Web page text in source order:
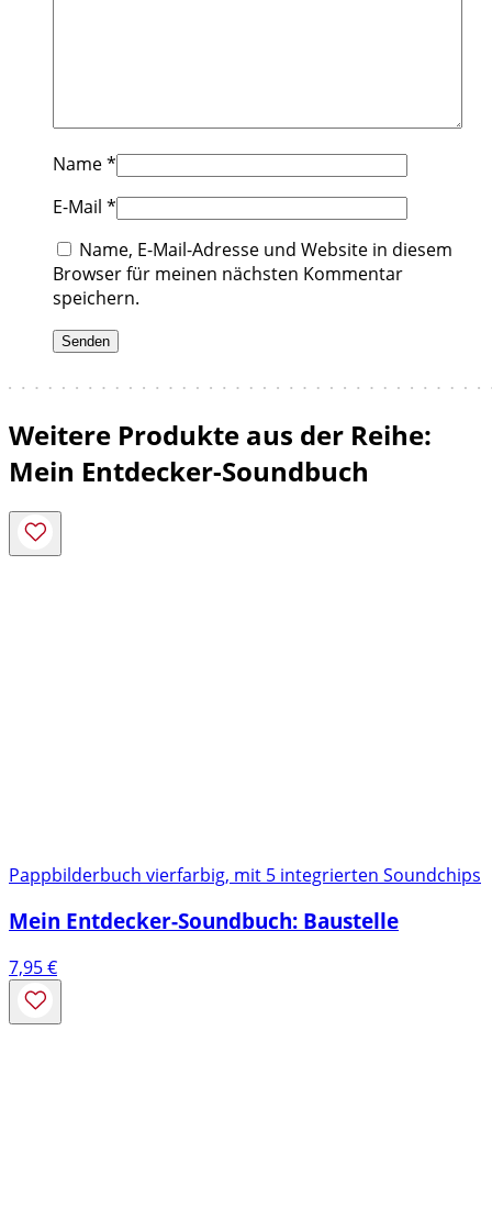
Name*
E-Mail *
Name, E-Mail-Adresse und Website in diesem
Browser für meinen nächsten Kommentar
speichern.
Weitere Produkte aus der Reihe:
Mein Entdecker-Soundbuch
Pappbilderbuch vierfarbig, mit 5 integrierten Soundchips
Mein Entdecker-Soundbuch: Baustelle
7,95€